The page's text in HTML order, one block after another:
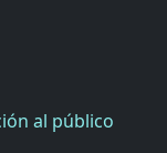
al público